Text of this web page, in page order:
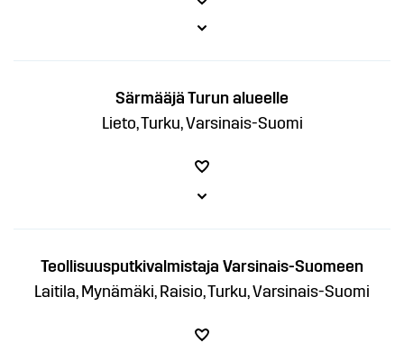
Särmääjä Turun alueelle
Lieto, Turku, Varsinais-Suomi
Teollisuusputkivalmistaja Varsinais-Suomeen
Laitila, Mynämäki, Raisio, Turku, Varsinais-Suomi